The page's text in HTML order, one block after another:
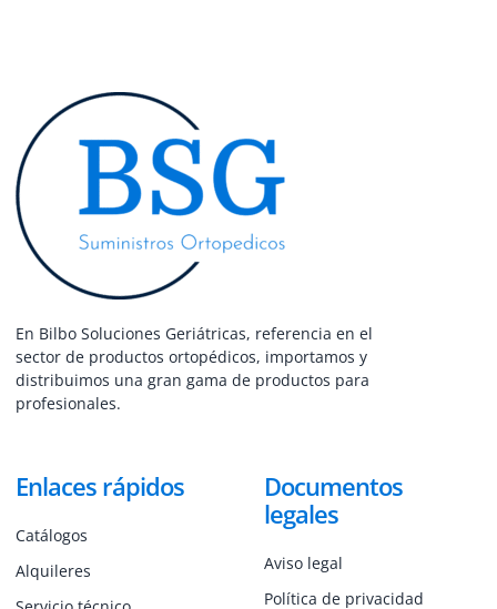
En Bilbo Soluciones Geriátricas, referencia en el
sector de productos ortopédicos, importamos y
distribuimos una gran gama de productos para
profesionales.
Enlaces rápidos
Catálogos
Alquileres
Documentos
legales
Aviso legal
Política de privacidad